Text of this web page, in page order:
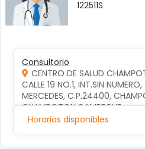
122511S
Consultorio
CENTRO DE SALUD
CALLE 19 NO.1, INT.SIN
MERCEDES, C.P.24400,
CHAMPOTON,CAMPECHE
Horarios disponibles